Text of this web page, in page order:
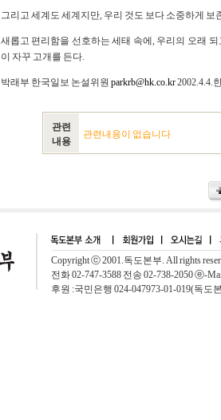
그리고 세계도 세계지만, 우리 것도 보다 소중하게 보
새롭고 편리함을 선호하는 세태 속에, 우리의 오래
이 자꾸 고개를 든다.
박래부 한국일보 논설위원 parkrb@hk.co.kr2002.4.4.
관련
내용
관련내용이 없습니다
Copyright ⓒ 2001.독도본부. All rights
전화 02-747-3588 전송 02-738-2050 ⓔ-
후원 :국민은행 024-047973-01-019(독도